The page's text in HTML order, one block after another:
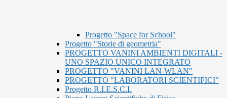
Progetto "Space for School"
Progetto "Storie di geometria"
PROGETTO VANINI AMBIENTI DIGITALI -
UNO SPAZIO UNICO INTEGRATO
PROGETTO "VANINI LAN-WLAN"
PROGETTO "LABORATORI SCIENTIFICI"
Progetto R.I.E.S.C.I.